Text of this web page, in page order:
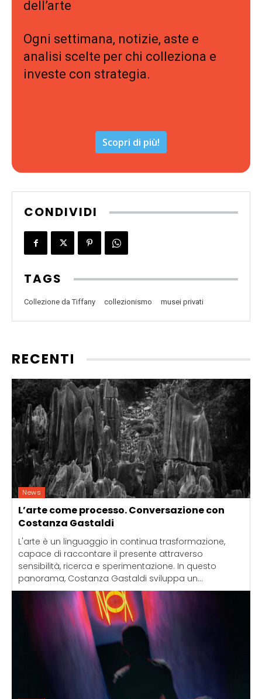
dell’arte
Ogni settimana, notizie, aste e
analisi scelte per chi colleziona e
investe con strategia.
Scopri di più!
CONDIVIDI
TAGS
Collezione da Tiffany collezionismo musei privati
RECENTI
News
L’arte come processo. Conversazione con
Costanza Gastaldi
L'arte è un linguaggio in continua trasformazione,
capace di raccontare il presente attraverso
sensibilità, ricerca e sperimentazione. In questo
panorama, Costanza Gastaldi sviluppa un...